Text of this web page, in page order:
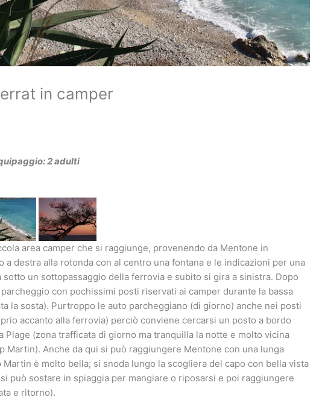
in camper
2 adulti
area camper che si raggiunge, provenendo da Mentone in
a destra alla rotonda con al centro una fontana e le indicazioni per una
sotto un sottopassaggio della ferrovia e subito si gira a sinistra. Dopo
con pochissimi posti riservati ai camper durante la bassa
la sosta). Purtroppo le auto parcheggiano (di giorno) anche nei posti
accanto alla ferrovia) perciò conviene cercarsi un posto a bordo
Plage (zona trafficata di giorno ma tranquilla la notte e molto vicina
Martin). Anche da qui si può raggiungere Mentone con una lunga
Martin è molto bella; si snoda lungo la scogliera del capo con bella vista
può sostare in spiaggia per mangiare o riposarsi e poi raggiungere
e ritorno).